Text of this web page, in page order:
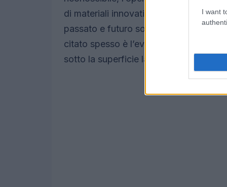
I want
di materiali innovativi, soluzioni
passato e futuro sono tutti strumenti
citato spesso è l’evoluzione del Rolex
sotto la superficie la tecnologia è